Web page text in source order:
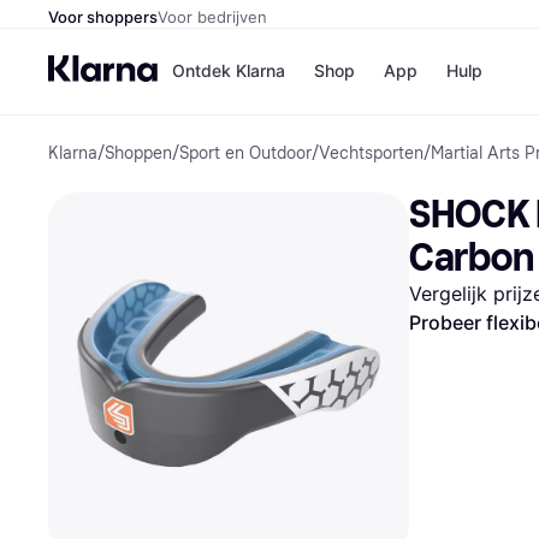
Voor shoppersVoor bedrijven
Ontdek Klarna Shop
Winkels
Bol
H&M
App Hulp
Klarna/Shoppen/Sport en Outdoor/Vechtsporten/Martial Arts
Vergelijk
Probeer